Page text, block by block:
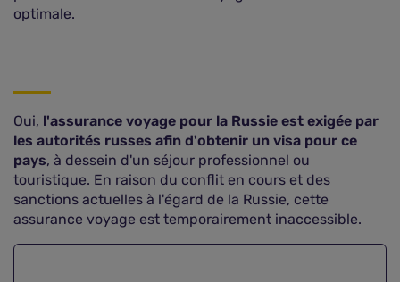
optimale.
Oui, l'assurance voyage pour la Russie est exigée par
les autorités russes afin d'obtenir un visa pour ce
pays, à dessein d'un séjour professionnel ou
touristique. En raison du conflit en cours et des
sanctions actuelles à l'égard de la Russie, cette
assurance voyage est temporairement inaccessible.